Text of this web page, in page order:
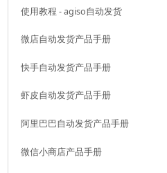
使用教程 - agiso自动发货
微店自动发货产品手册
快手自动发货产品手册
虾皮自动发货产品手册
阿里巴巴自动发货产品手册
微信小商店产品手册